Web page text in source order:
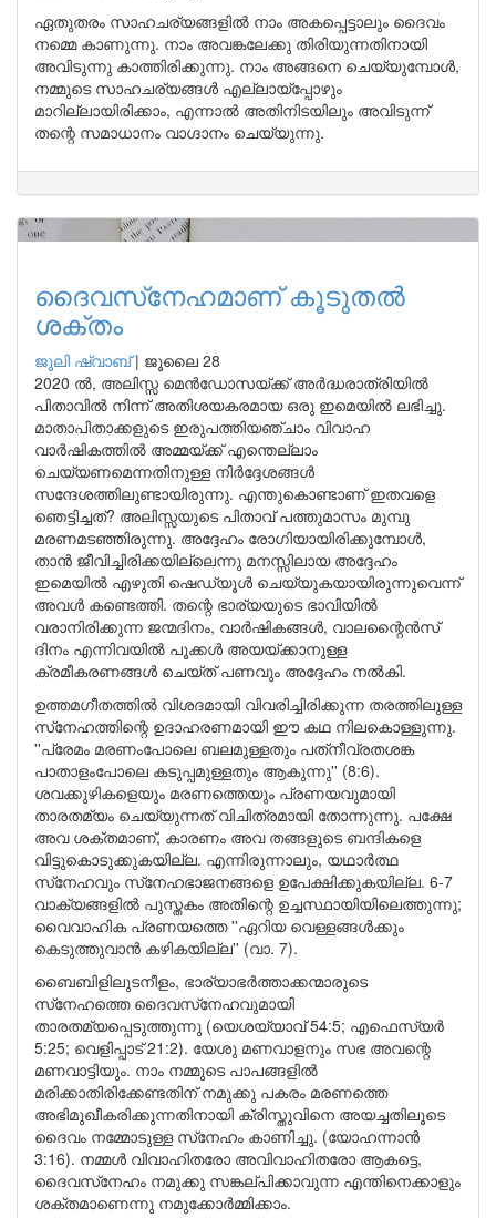
ഏതുതരം സാഹചര്യങ്ങളിൽ നാം അകപ്പെട്ടാലും ദൈവം
നമ്മെ കാണുന്നു. നാം അവങ്കലേക്കു തിരിയുന്നതിനായി
അവിടുന്നു കാത്തിരിക്കുന്നു. നാം അങ്ങനെ ചെയ്യുമ്പോൾ,
നമ്മുടെ സാഹചര്യങ്ങൾ എല്ലായ്‌പ്പോഴും
മാറില്ലായിരിക്കാം, എന്നാൽ അതിനിടയിലും അവിടുന്ന്
തന്റെ സമാധാനം വാഗ്ദാനം ചെയ്യുന്നു.
ദൈവസ്‌നേഹമാണ് കൂടുതല്‍
ശക്തം
ജൂലി ഷ്വാബ്| ജൂലൈ 28
2020 ല്‍, അലിസ്സ മെന്‍ഡോസയ്ക്ക് അര്‍ദ്ധരാത്രിയില്‍
പിതാവില്‍ നിന്ന് അതിശയകരമായ ഒരു ഇമെയില്‍ ലഭിച്ചു.
മാതാപിതാക്കളുടെ ഇരുപത്തിയഞ്ചാം വിവാഹ
വാര്‍ഷികത്തില്‍ അമ്മയ്ക്ക് എന്തെല്ലാം
ചെയ്യണമെന്നതിനുള്ള നിര്‍ദ്ദേശങ്ങള്‍
സന്ദേശത്തിലുണ്ടായിരുന്നു. എന്തുകൊണ്ടാണ് ഇതവളെ
ഞെട്ടിച്ചത്? അലിസ്സയുടെ പിതാവ് പത്തുമാസം മുമ്പു
മരണമടഞ്ഞിരുന്നു. അദ്ദേഹം രോഗിയായിരിക്കുമ്പോള്‍,
താന്‍ ജീവിച്ചിരിക്കയില്ലെന്നു മനസ്സിലായ അദ്ദേഹം
ഇമെയില്‍ എഴുതി ഷെഡ്യൂള്‍ ചെയ്യുകയായിരുന്നുവെന്ന്
അവള്‍ കണ്ടെത്തി. തന്റെ ഭാര്യയുടെ ഭാവിയില്‍
വരാനിരിക്കുന്ന ജന്മദിനം, വാര്‍ഷികങ്ങള്‍, വാലന്റൈന്‍സ്
ദിനം എന്നിവയില്‍ പൂക്കള്‍ അയയ്ക്കാനുള്ള
ക്രമീകരണങ്ങള്‍ ചെയ്ത് പണവും അദ്ദേഹം നല്‍കി.
ഉത്തമഗീതത്തില്‍ വിശദമായി വിവരിച്ചിരിക്കുന്ന തരത്തിലുള്ള
സ്‌നേഹത്തിന്റെ ഉദാഹരണമായി ഈ കഥ നിലകൊള്ളുന്നു.
''പ്രേമം മരണംപോലെ ബലമുള്ളതും പത്‌നീവ്രതശങ്ക
പാതാളംപോലെ കടുപ്പമുള്ളതും ആകുന്നു'' (8:6).
ശവക്കുഴികളെയും മരണത്തെയും പ്രണയവുമായി
താരതമ്യം ചെയ്യുന്നത് വിചിത്രമായി തോന്നുന്നു. പക്ഷേ
അവ ശക്തമാണ്, കാരണം അവ തങ്ങളുടെ ബന്ദികളെ
വിട്ടുകൊടുക്കുകയില്ല. എന്നിരുന്നാലും, യഥാര്‍ത്ഥ
സ്‌നേഹവും സ്‌നേഹഭാജനങ്ങളെ ഉപേക്ഷിക്കുകയില്ല. 6-7
വാക്യങ്ങളില്‍ പുസ്തകം അതിന്റെ ഉച്ചസ്ഥായിയിലെത്തുന്നു;
വൈവാഹിക പ്രണയത്തെ ''ഏറിയ വെള്ളങ്ങള്‍ക്കും
കെടുത്തുവാന്‍ കഴികയില്ല'' (വാ. 7).
ബൈബിളിലുടനീളം, ഭാര്യാഭര്‍ത്താക്കന്മാരുടെ
സ്‌നേഹത്തെ ദൈവസ്‌നേഹവുമായി
താരതമ്യപ്പെടുത്തുന്നു (യെശയ്യാവ് 54:5; എഫെസ്യര്‍
5:25; വെളിപ്പാട് 21:2). യേശു മണവാളനും സഭ അവന്റെ
മണവാട്ടിയും. നാം നമ്മുടെ പാപങ്ങളില്‍
മരിക്കാതിരിക്കേണ്ടതിന് നമുക്കു പകരം മരണത്തെ
അഭിമുഖീകരിക്കുന്നതിനായി ക്രിസ്തുവിനെ അയച്ചതിലൂടെ
ദൈവം നമ്മോടുള്ള സ്‌നേഹം കാണിച്ചു. (യോഹന്നാന്‍
3:16). നമ്മള്‍ വിവാഹിതരോ അവിവാഹിതരോ ആകട്ടെ,
ദൈവസ്‌നേഹം നമുക്കു സങ്കല്പിക്കാവുന്ന എന്തിനെക്കാളും
ശക്തമാണെന്നു നമുക്കോര്‍മ്മിക്കാം.